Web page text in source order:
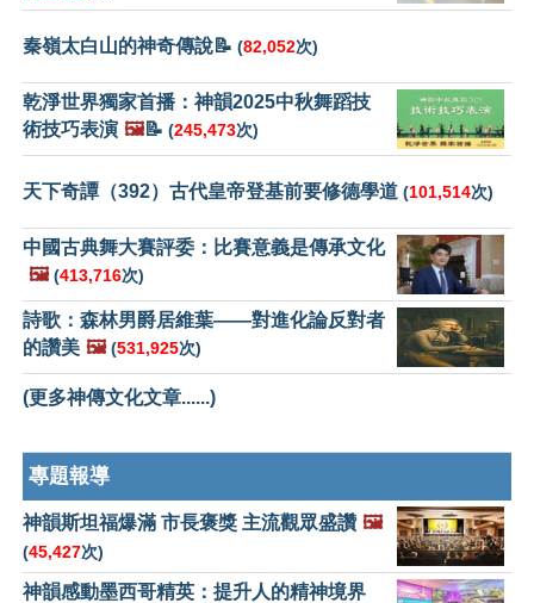
秦嶺太白山的神奇傳說📝 (82,052次)
乾淨世界獨家首播：神韻2025中秋舞蹈技
術技巧表演 🖼️📝 (245,473次)
天下奇譚（392）古代皇帝登基前要修德學道 (101,514次)
中國古典舞大賽評委：比賽意義是傳承文化
🖼️ (413,716次)
詩歌：森林男爵居維葉——對進化論反對者
的讚美 🖼️ (531,925次)
(更多神傳文化文章......)
專題報導
神韻斯坦福爆滿 市長褒獎 主流觀眾盛讚 🖼️
(45,427次)
神韻感動墨西哥精英：提升人的精神境界